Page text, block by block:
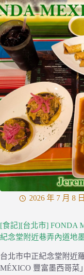
2026 年 7 月 8 日
[食記][台北市] FONDA
紀念堂附近巷弄內道地
台北市中正紀念堂附近
MÉXICO 豐富墨西哥菜